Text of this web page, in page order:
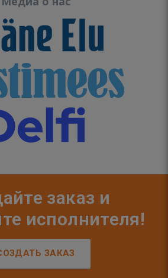
заказ и
исполнителя!
ЗАКАЗ